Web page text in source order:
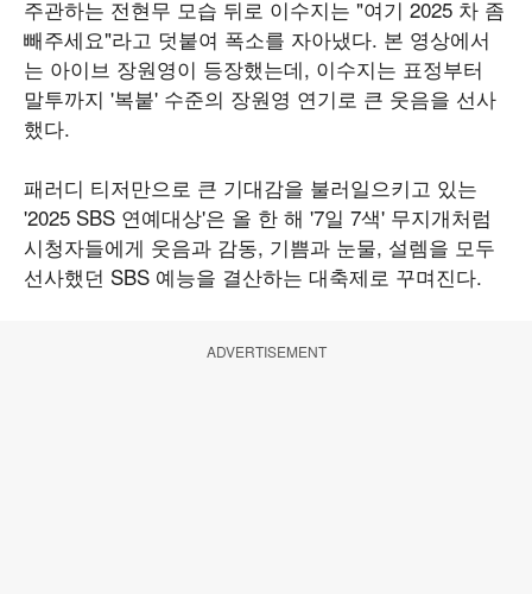
주관하는 전현무 모습 뒤로 이수지는 "여기 2025 차 좀
빼주세요"라고 덧붙여 폭소를 자아냈다. 본 영상에서
는 아이브 장원영이 등장했는데, 이수지는 표정부터
말투까지 '복붙' 수준의 장원영 연기로 큰 웃음을 선사
했다.
패러디 티저만으로 큰 기대감을 불러일으키고 있는
'2025 SBS 연예대상'은 올 한 해 '7일 7색' 무지개처럼
시청자들에게 웃음과 감동, 기쁨과 눈물, 설렘을 모두
선사했던 SBS 예능을 결산하는 대축제로 꾸며진다.
ADVERTISEMENT